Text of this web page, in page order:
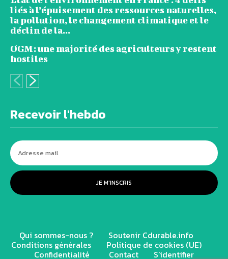
liés à l’épuisement des ressources naturelles,
la pollution, le changement climatique et le
déclin de la...
OGM: une majorité des agriculteurs y restent
hostiles
Recevoir l'hebdo
JE M'INSCRIS
Qui sommes-nous ? Soutenir Cdurable.info
Conditions générales Politique de cookies (UE)
Confidentialité Contact S’identifier